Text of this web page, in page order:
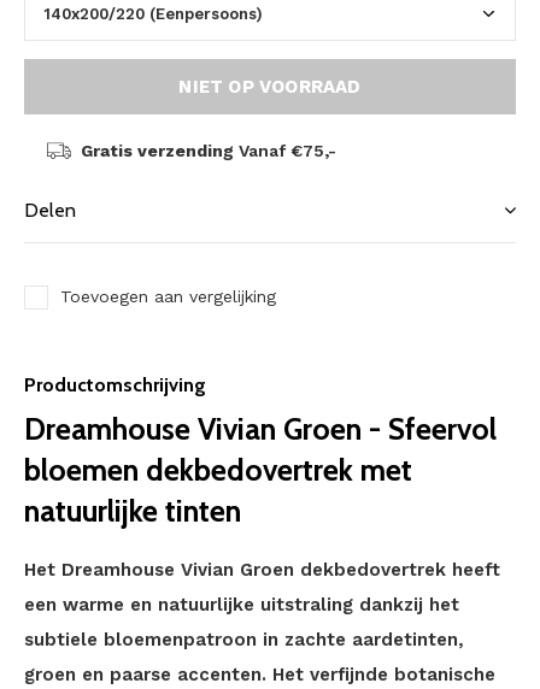
NIET OP VOORRAAD
Gratis verzending Vanaf €75,-
Delen
Toevoegen aan vergelijking
Productomschrijving
Dreamhouse Vivian Groen - Sfeervol
bloemen dekbedovertrek met
natuurlijke tinten
Het Dreamhouse Vivian Groen dekbedovertrek heeft
een warme en natuurlijke uitstraling dankzij het
subtiele bloemenpatroon in zachte aardetinten,
groen en paarse accenten. Het verfijnde botanische